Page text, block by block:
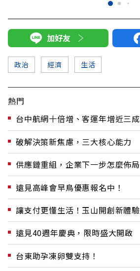
加好友
政治 經濟 生活
熱門
台中航網十倍增、客運年增近三成
破解決策新焦慮，三大核心能力
供應鏈重組，企業下一步怎麼佈局
遠見高峰會早鳥優惠報名中！
讓支付更懂生活！玉山開創新體驗
遠見40週年慶典，限時盛大開啟
台東助孕凍卵雙支持！